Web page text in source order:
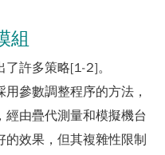
組
許多策略[1-2]。
參數調整程序的方法，
由疊代測量和模擬機台
效果，但其複雜性限制